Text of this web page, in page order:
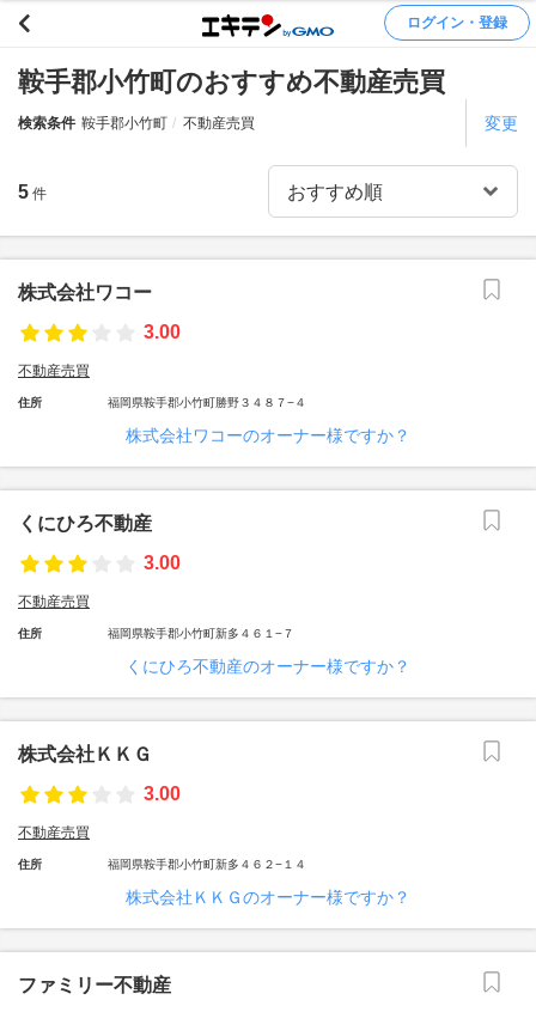
ログイン・登録
鞍手郡小竹町のおすすめ不動産売買
検索条件 鞍手郡小竹町 不動産売買 変更
5 件
株式会社ワコー
3.00
不動産売買
住所 福岡県鞍手郡小竹町勝野３４８７−４
株式会社ワコーのオーナー様ですか？
くにひろ不動産
3.00
不動産売買
住所 福岡県鞍手郡小竹町新多４６１−７
くにひろ不動産のオーナー様ですか？
株式会社ＫＫＧ
3.00
不動産売買
住所 福岡県鞍手郡小竹町新多４６２−１４
株式会社ＫＫＧのオーナー様ですか？
ファミリー不動産